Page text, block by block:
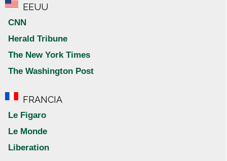
EEUU
CNN
Herald Tribune
The New York Times
The Washington Post
FRANCIA
Le Figaro
Le Monde
Liberation